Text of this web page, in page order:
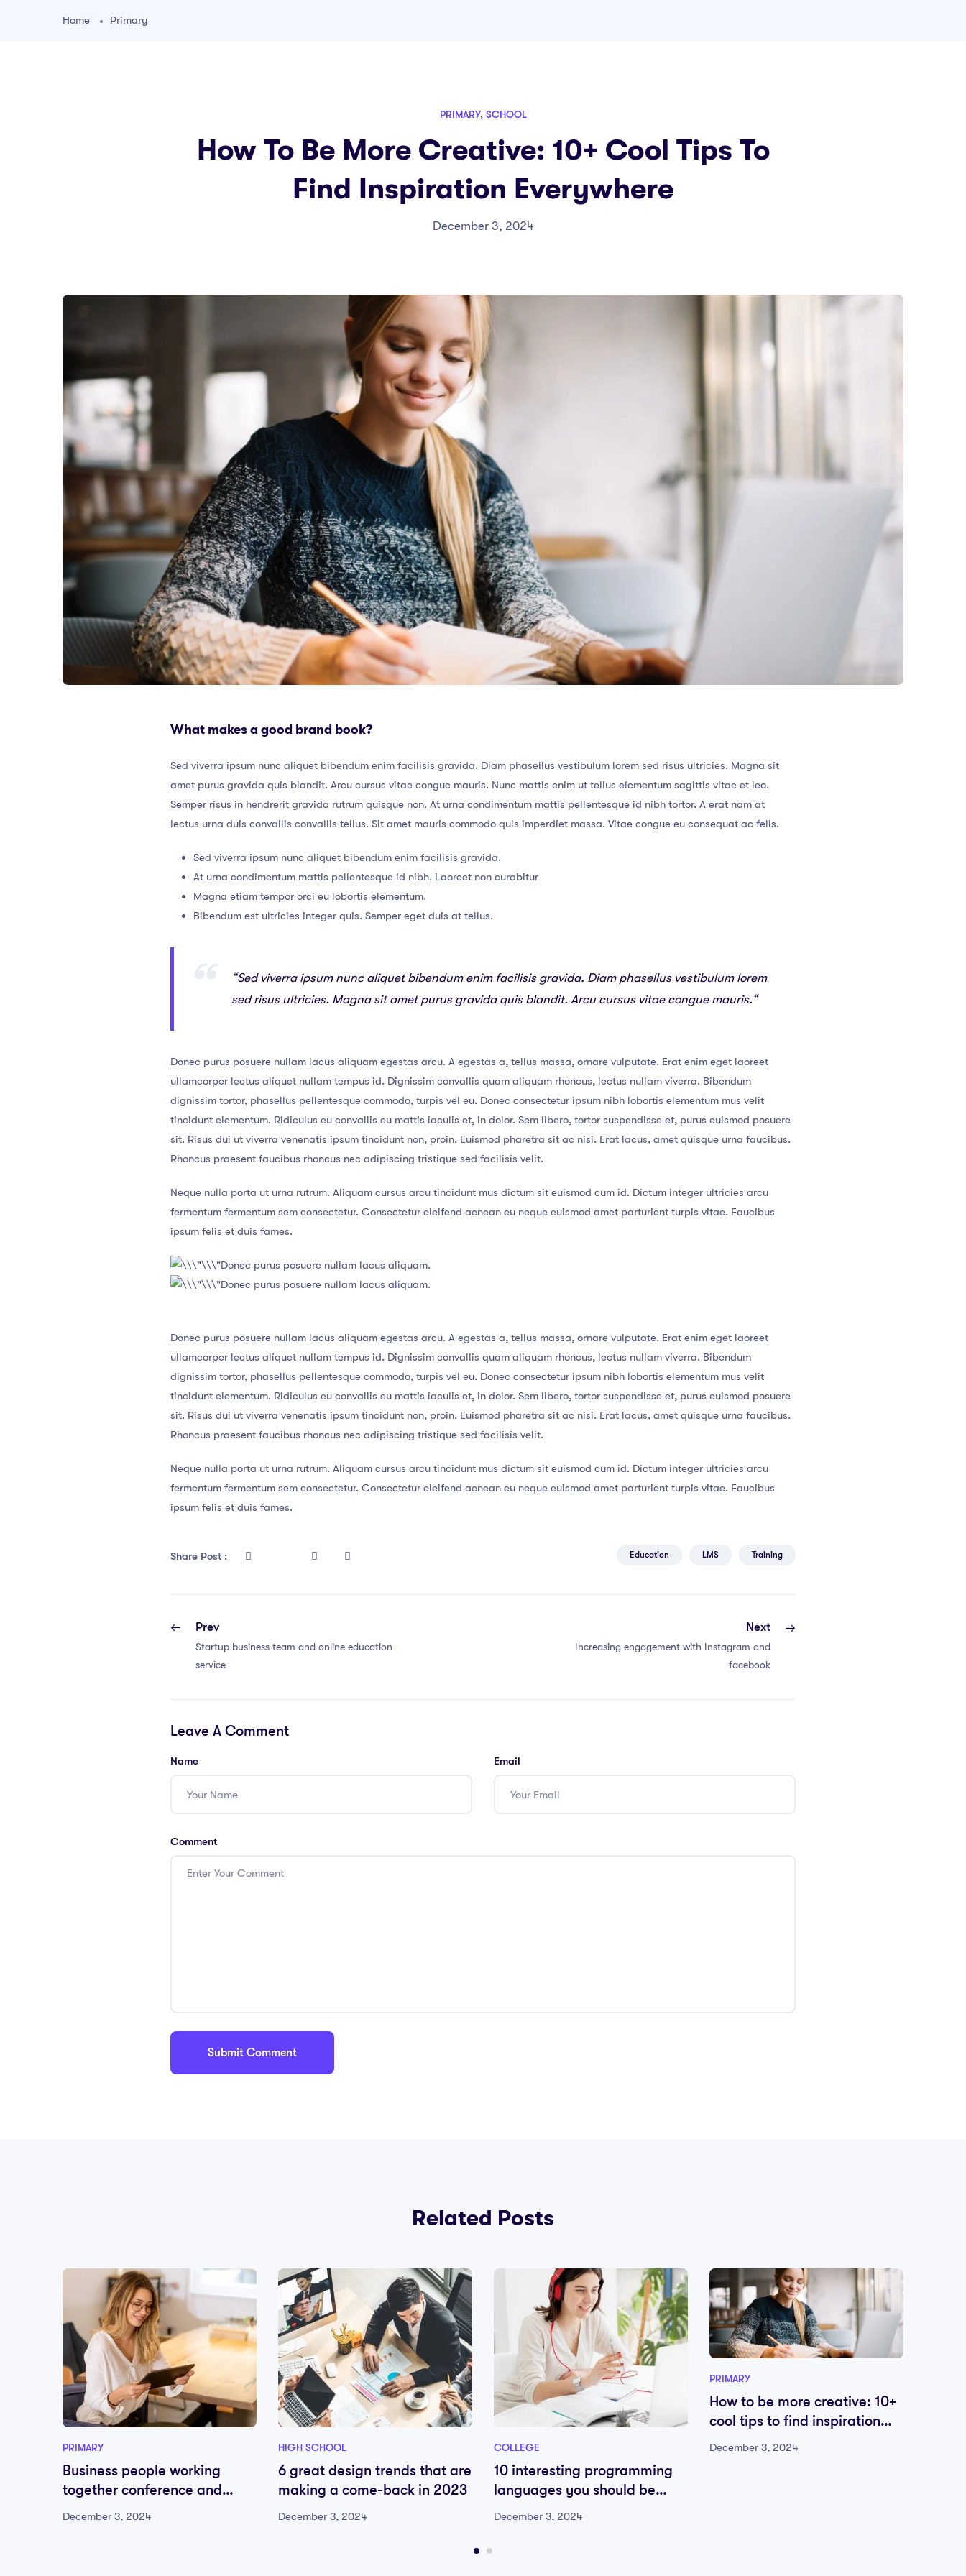
Home Primary
PRIMARY, SCHOOL
How To Be More Creative: 10+ Cool Tips To
Find Inspiration Everywhere
December 3, 2024
What makes a good brand book?
Sed viverra ipsum nunc aliquet bibendum enim facilisis gravida. Diam phasellus vestibulum lorem sed risus ultricies. Magna sit
amet purus gravida quis blandit. Arcu cursus vitae congue mauris. Nunc mattis enim ut tellus elementum sagittis vitae et leo.
Semper risus in hendrerit gravida rutrum quisque non. At urna condimentum mattis pellentesque id nibh tortor. A erat nam at
lectus urna duis convallis convallis tellus. Sit amet mauris commodo quis imperdiet massa. Vitae congue eu consequat ac felis.
Sed viverra ipsum nunc aliquet bibendum enim facilisis gravida.
At urna condimentum mattis pellentesque id nibh. Laoreet non curabitur
Magna etiam tempor orci eu lobortis elementum.
Bibendum est ultricies integer quis. Semper eget duis at tellus.
“Sed viverra ipsum nunc aliquet bibendum enim facilisis gravida. Diam phasellus vestibulum lorem
sed risus ultricies. Magna sit amet purus gravida quis blandit. Arcu cursus vitae congue mauris.“
Donec purus posuere nullam lacus aliquam egestas arcu. A egestas a, tellus massa, ornare vulputate. Erat enim eget laoreet
ullamcorper lectus aliquet nullam tempus id. Dignissim convallis quam aliquam rhoncus, lectus nullam viverra. Bibendum
dignissim tortor, phasellus pellentesque commodo, turpis vel eu. Donec consectetur ipsum nibh lobortis elementum mus velit
tincidunt elementum. Ridiculus eu convallis eu mattis iaculis et, in dolor. Sem libero, tortor suspendisse et, purus euismod posuere
sit. Risus dui ut viverra venenatis ipsum tincidunt non, proin. Euismod pharetra sit ac nisi. Erat lacus, amet quisque urna faucibus.
Rhoncus praesent faucibus rhoncus nec adipiscing tristique sed facilisis velit.
Neque nulla porta ut urna rutrum. Aliquam cursus arcu tincidunt mus dictum sit euismod cum id. Dictum integer ultricies arcu
fermentum fermentum sem consectetur. Consectetur eleifend aenean eu neque euismod amet parturient turpis vitae. Faucibus
ipsum felis et duis fames.
Donec purus posuere nullam lacus aliquam.
Donec purus posuere nullam lacus aliquam.
Donec purus posuere nullam lacus aliquam egestas arcu. A egestas a, tellus massa, ornare vulputate. Erat enim eget laoreet
ullamcorper lectus aliquet nullam tempus id. Dignissim convallis quam aliquam rhoncus, lectus nullam viverra. Bibendum
dignissim tortor, phasellus pellentesque commodo, turpis vel eu. Donec consectetur ipsum nibh lobortis elementum mus velit
tincidunt elementum. Ridiculus eu convallis eu mattis iaculis et, in dolor. Sem libero, tortor suspendisse et, purus euismod posuere
sit. Risus dui ut viverra venenatis ipsum tincidunt non, proin. Euismod pharetra sit ac nisi. Erat lacus, amet quisque urna faucibus.
Rhoncus praesent faucibus rhoncus nec adipiscing tristique sed facilisis velit.
Neque nulla porta ut urna rutrum. Aliquam cursus arcu tincidunt mus dictum sit euismod cum id. Dictum integer ultricies arcu
fermentum fermentum sem consectetur. Consectetur eleifend aenean eu neque euismod amet parturient turpis vitae. Faucibus
ipsum felis et duis fames.
Share Post : Education LMS Training
Prev
Startup business team and online education
service
Next
Increasing engagement with Instagram and
facebook
Leave A Comment
Name Email
Comment
Related Posts
PRIMARY
Business people working
together conference and
studying online
December 3, 2024
HIGH SCHOOL
6 great design trends that are
making a come-back in 2023
December 3, 2024
COLLEGE
10 interesting programming
languages you should be
paying attention to
December 3, 2024
PRIMARY
How to be more creative: 10+
cool tips to find inspiration
everywhere
December 3, 2024